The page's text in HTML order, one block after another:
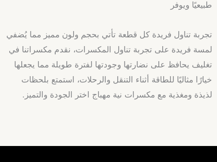
طبيعيًا ويوفر
تجربة تناول فريدة كل قطعة تأتي بحجم ولون مميز مما يُضفي
لمسة فريدة على تجربة تناول المكسرات، نقدم مكسراتنا في
تغليف يحافظ على نضارتها وجودتها لفترة طويلة مما يجعلها
خيارًا مثاليًا للطاقة أثناء التنقل والرحلات، استمتع بلحظات
لذيذة ومغذية مع مكسرات نية مهباج اختر الجودة والتميز.